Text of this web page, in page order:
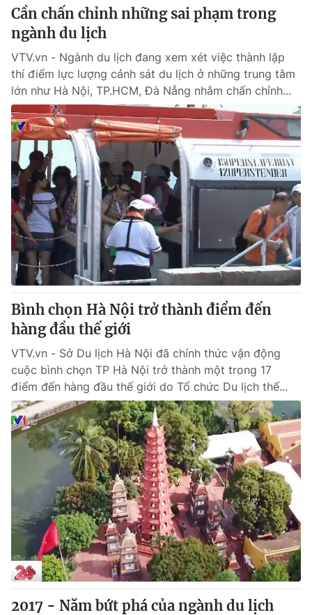
Cần chấn chỉnh những sai phạm trong
ngành du lịch
VTV.vn - Ngành du lịch đang xem xét việc thành lập
thí điểm lực lượng cảnh sát du lịch ở những trung tâm
lớn như Hà Nội, TP.HCM, Đà Nẵng nhằm chấn chỉnh...
Bình chọn Hà Nội trở thành điểm đến
hàng đầu thế giới
VTV.vn - Sở Du lịch Hà Nội đã chính thức vận động
cuộc bình chọn TP Hà Nội trở thành một trong 17
điểm đến hàng đầu thế giới do Tổ chức Du lịch thế...
2017 - Năm bứt phá của ngành du lịch